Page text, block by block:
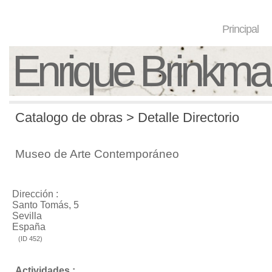
Principal
Enrique
Catalogo de obras > Detalle Directorio
Museo de Arte Contemporáneo
Dirección :
Santo Tomás, 5
Sevilla
España
(ID 452)